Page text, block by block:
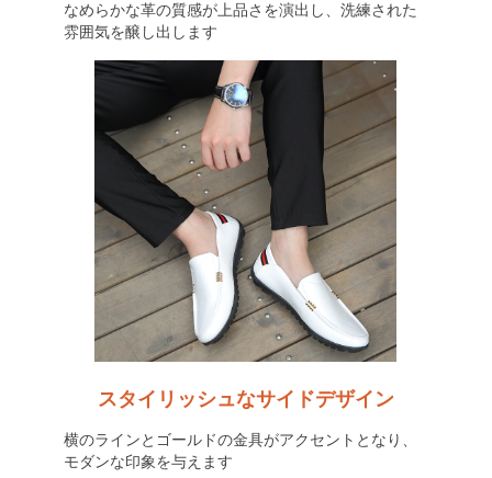
なめらかな革の質感が上品さを演出し、洗練された
雰囲気を醸し出します
スタイリッシュなサイドデザイン
横のラインとゴールドの金具がアクセントとなり、
モダンな印象を与えます